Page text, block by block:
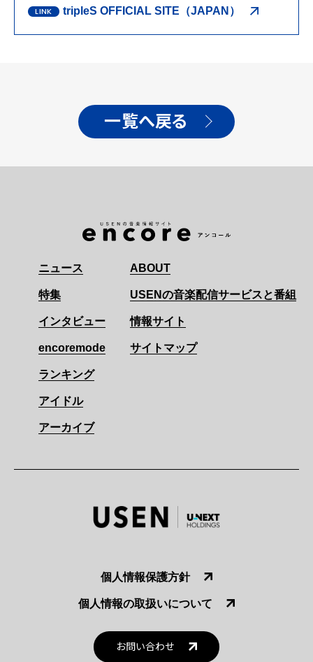
tripleS OFFICIAL SITE（JAPAN）
一覧へ戻る
ニュース
特集
インタビュー
encoremode
ランキング
アイドル
アーカイブ
ABOUT
USENの音楽配信サービスと番組
情報サイト
サイトマップ
個人情報保護方針
個人情報の取扱いについて
お問い合わせ